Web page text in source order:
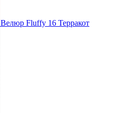
Велюр Fluffy 16 Терракот